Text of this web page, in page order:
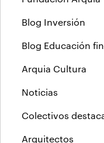
Blog Inversión
Blog Educación
Arquia Cultura
Noticias
Colectivos
Arquitectos